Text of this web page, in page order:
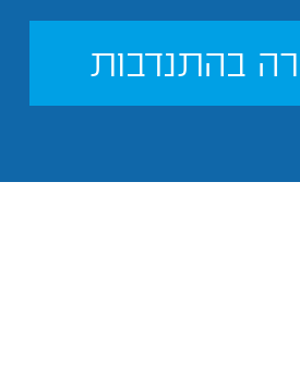
בהתנדבות